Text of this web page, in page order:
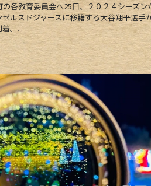
各教育委員会へ25日、２０２４シーズン
ルスドジャースに移籍する大谷翔平選手
。...